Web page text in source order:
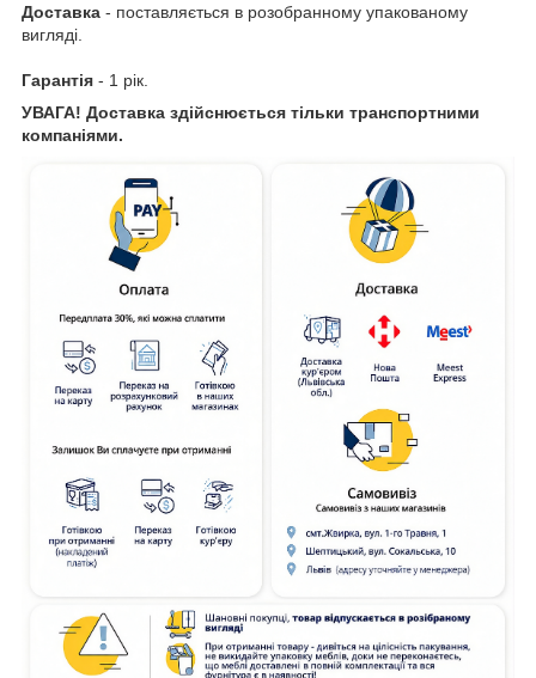
Доставка - поставляється в розобранному упакованому
вигляді.
Гарантія - 1 рік.
УВАГА! Доставка здійснюється тільки транспортними
компаніями.